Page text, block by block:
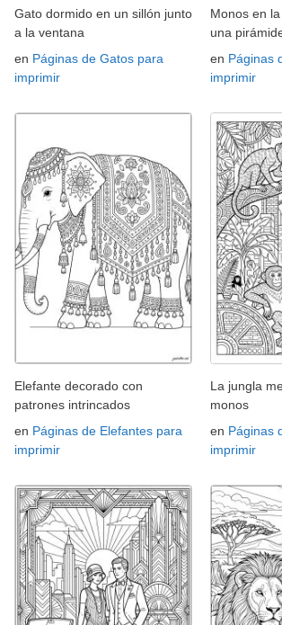
Gato dormido en un sillón junto
a la ventana
en Páginas de Gatos para
imprimir
Monos en
una
en Páginas
imprimir
Elefante decorado con
patrones intrincados
en Páginas de Elefantes para
imprimir
La jungla
monos
en Páginas
imprimir